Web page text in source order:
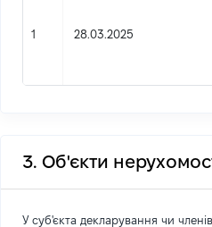
1 28.03.2025
3. Об'єкти
У суб'єкта декларування чи